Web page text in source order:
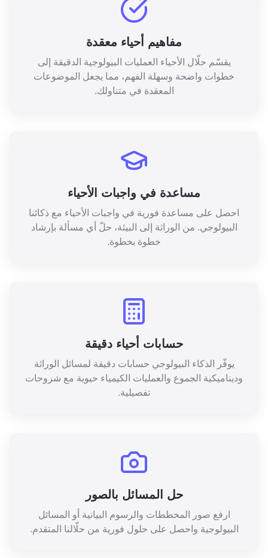
مفاهيم أحياء معقدة
يقسّم حلّال الأحياء العمليات البيولوجية الدقيقة إلى
خطوات واضحة وسهلة الفهم، مما يجعل الموضوعات
المعقدة في متناولك.
مساعدة في واجبات الأحياء
احصل على مساعدة فورية في واجبات الأحياء مع ذكائنا
البيولوجي. من الوراثة إلى البيئة، حلّ أي مسألة بإرشاد
خطوة بخطوة.
حسابات أحياء دقيقة
يوفّر الذكاء البيولوجي حسابات دقيقة لمسائل الوراثة
وديناميكية الجموع والعمليات الكيمياء حيوية مع شروحات
تفصيلية.
حل المسائل بالصور
ارفع صور المخططات والرسوم البيانية أو المسائل
البيولوجية واحصل على حلول فورية من حلّالنا المتقدم.